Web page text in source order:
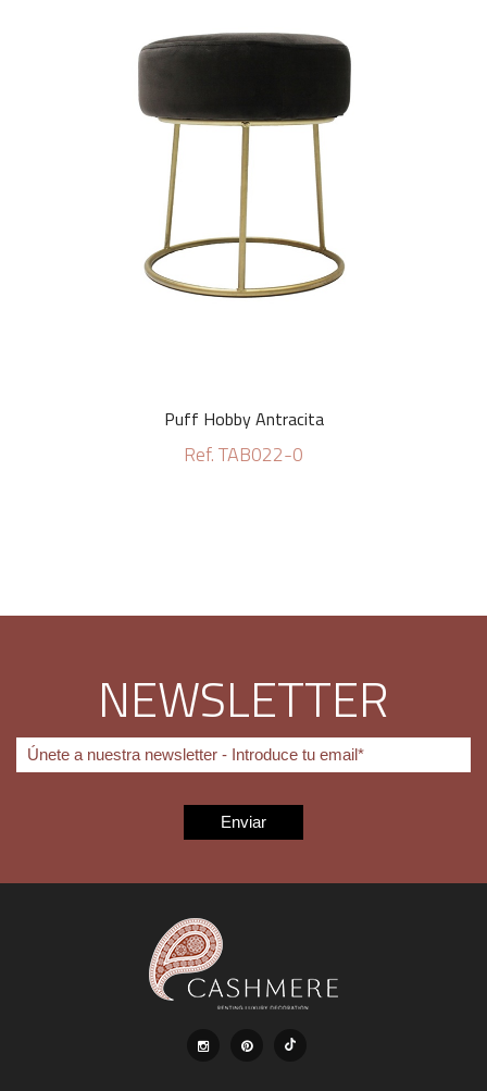
Puff Hobby Antracita
Ref. TAB022-0
NEWSLETTER